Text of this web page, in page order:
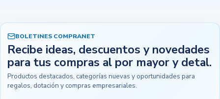
BOLETINES COMPRANET
Recibe ideas, descuentos y novedades
para tus compras al por mayor y detal.
Productos destacados, categorías nuevas y oportunidades para
regalos, dotación y compras empresariales.